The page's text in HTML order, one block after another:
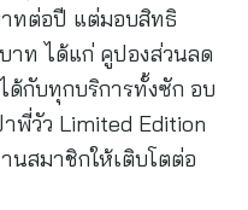
ทต่อปี แต่มอบสิทธิ
าท ได้แก่ คูปองส่วนลด
ด้กับทุกบริการทั้งซัก อบ
พี่วัว Limited Edition
นสมาชิกให้เติบโตต่อ